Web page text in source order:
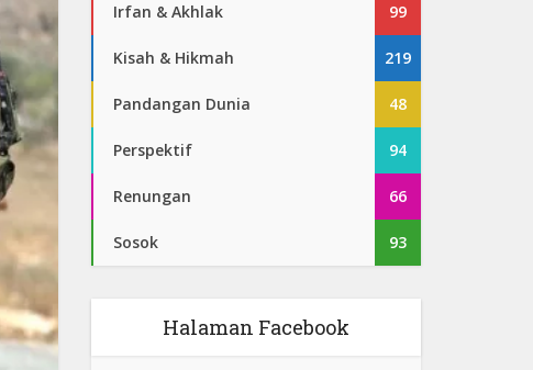
Irfan & Akhlak 99
Kisah & Hikmah 219
Pandangan Dunia 48
Perspektif 94
Renungan 66
Sosok 93
Halaman Facebook